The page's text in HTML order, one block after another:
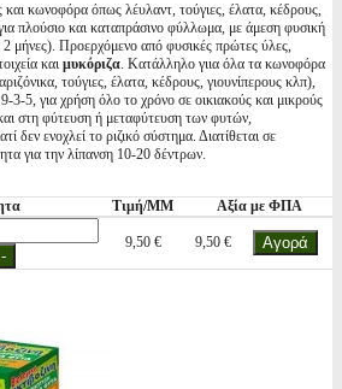
και κωνοφόρα όπως λέυλαντ, τούγιες, έλατα, κέδρους,
πλούσιο και καταπράσινο φύλλωμα, με άμεση φυσική
μήνες). Προερχόμενο από φυσικές πρώτες ύλες,
και μυκόριζα. Κατάλληλο γιια όλα τα κωνοφόρα
τούγιες, έλατα, κέδρους, γιουνίπερους κλπ),
5, για χρήση όλο το χρόνο σε οικιακούς και μικρούς
στη φύτευση ή μεταφύτευση των φυτών,
δεν ενοχλεί το ριζικό σύστημα. Διατίθεται σε
για την λίπανση 10-20 δέντρων.
Τιμή/ΜΜ Αξία με ΦΠΑ
9,50 € 9,50 €